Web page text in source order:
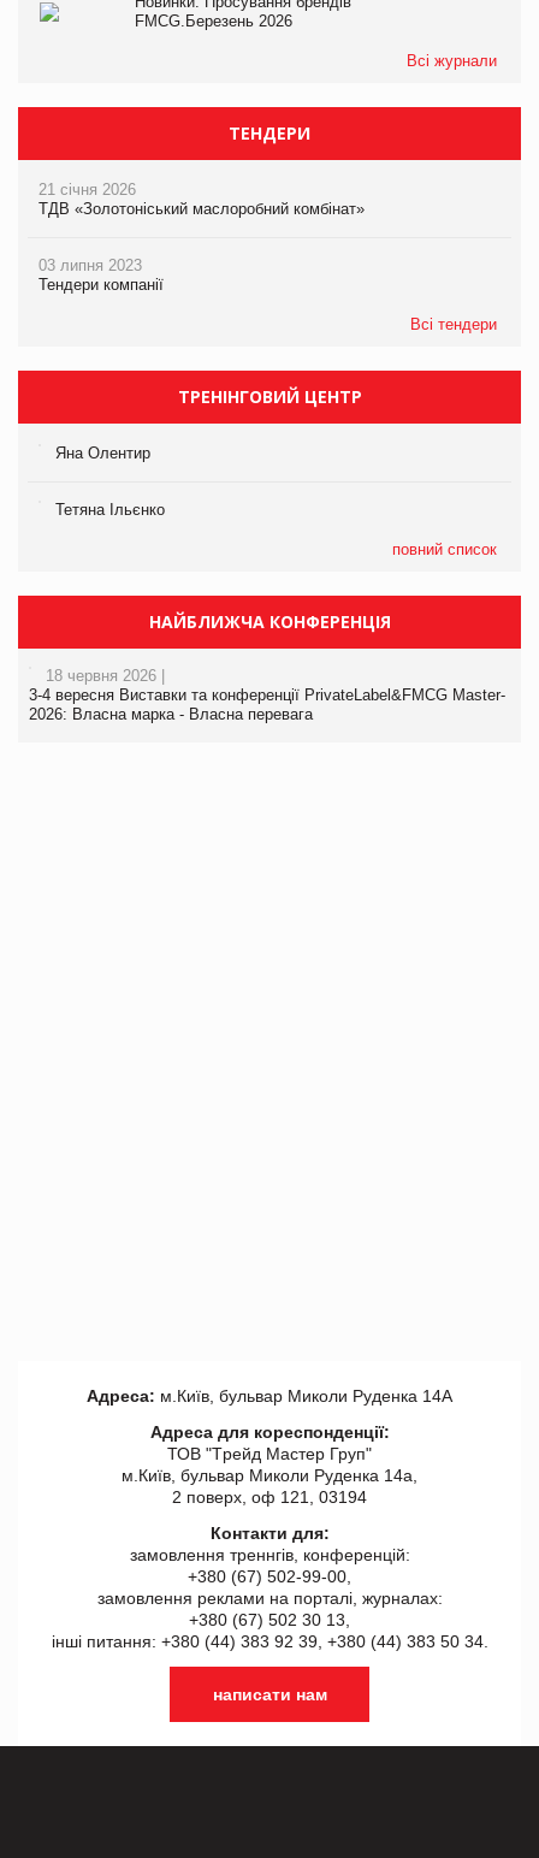
FMCG.Березень 2026
Всі журнали
ТЕНДЕРИ
21 січня 2026
ТДВ «Золотоніський маслоробний комбінат»
03 липня 2023
Тендери компанії
Всі тендери
ТРЕНІНГОВИЙ ЦЕНТР
Яна Олентир
Тетяна Ільєнко
повний список
НАЙБЛИЖЧА КОНФЕРЕНЦІЯ
18 червня 2026 |
3-4 вересня Виставки та конференції PrivateLabel&FMCG Master-
2026: Власна марка - Власна перевага
Адреса: м.Київ, бульвар Миколи Руденка 14А
Адреса для кореспонденції:
ТОВ "Tрейд Мастер Груп"
м.Київ, бульвар Миколи Руденка 14а,
2 поверх, оф 121, 03194
Контакти для:
замовлення треннгів, конференцій:
+380 (67) 502-99-00,
замовлення реклами на порталі, журналах:
+380 (67) 502 30 13,
інші питання: +380 (44) 383 92 39, +380 (44) 383 50 34.
написати нам